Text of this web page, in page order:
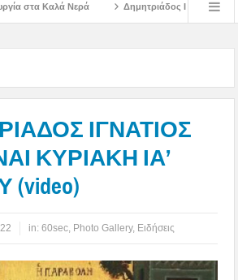
Δημητριάδος Ιγνάτιος: «Ο Ναός είναι ο τόπος
ΙΓΝΑΤΙΟΣ
ΚΥΡΙΑΚΗ ΙΑ’
(video)
in:60sec Photo Gallery, Ειδήσεις